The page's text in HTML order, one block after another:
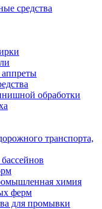
средства
обработки
транспорта,
химия
ферм
для промывки